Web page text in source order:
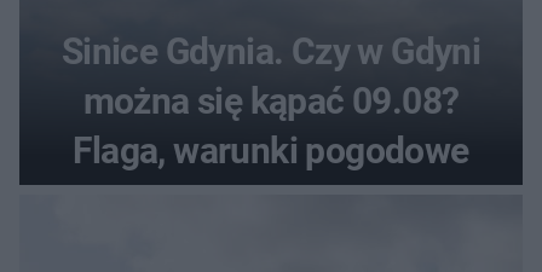
Sinice Gdynia. Czy w Gdyni
można się kąpać 09.08?
Flaga, warunki pogodowe